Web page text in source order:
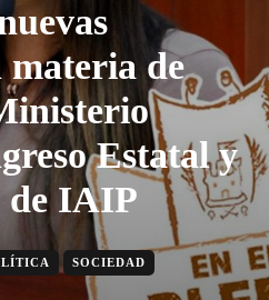
materia de
Estatal y
de IAIP
SOCIEDAD